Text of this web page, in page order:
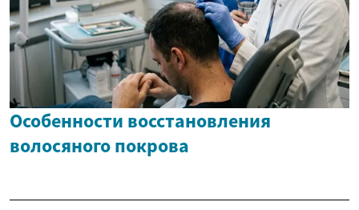
Особенности восстановления
волосяного покрова